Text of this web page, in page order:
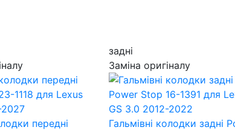
передні
задні
Заміна оригіналу
Гальмівні колодки задні